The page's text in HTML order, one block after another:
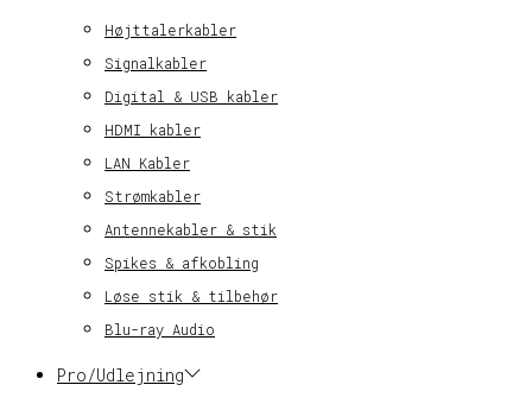
Højttalerkabler
Signalkabler
Digital & USB kabler
HDMI kabler
LAN Kabler
Strømkabler
Antennekabler & stik
Spikes & afkobling
Løse stik & tilbehør
Blu-ray Audio
Pro/Udlejning